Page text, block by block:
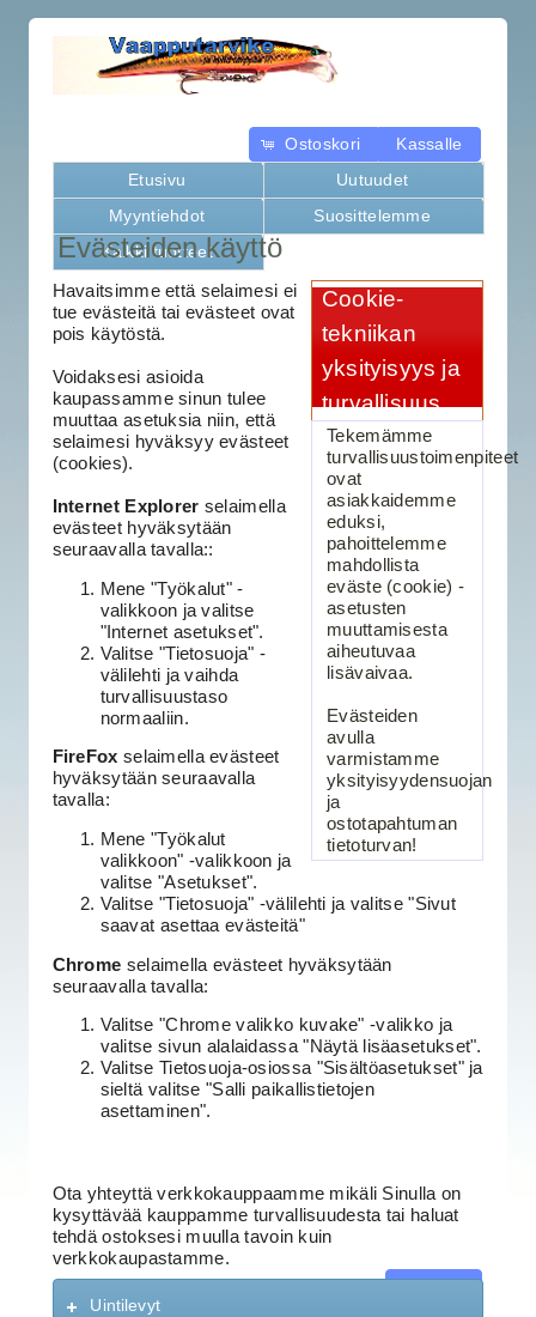
Ostoskori
Kassalle
Etusivu
Uutuudet
Myyntiehdot
Suosittelemme
Kaikki tuotteet
Evästeiden käyttö
Cookie-
tekniikan
yksityisyys ja
turvallisuus
Tekemämme
turvallisuustoimenpiteet
ovat
asiakkaidemme
eduksi,
pahoittelemme
mahdollista
eväste (cookie) -
asetusten
muuttamisesta
aiheutuvaa
lisävaivaa.
Evästeiden
avulla
varmistamme
yksityisyydensuojan
ja
ostotapahtuman
tietoturvan!
Havaitsimme että selaimesi ei
tue evästeitä tai evästeet ovat
pois käytöstä.
Voidaksesi asioida
kaupassamme sinun tulee
muuttaa asetuksia niin, että
selaimesi hyväksyy evästeet
(cookies).
Internet Explorer selaimella
evästeet hyväksytään
seuraavalla tavalla::
Mene "Työkalut" -
valikkoon ja valitse
"Internet asetukset".
Valitse "Tietosuoja" -
välilehti ja vaihda
turvallisuustaso
normaaliin.
FireFox selaimella evästeet
hyväksytään seuraavalla
tavalla:
Mene "Työkalut
valikkoon" -valikkoon ja
valitse "Asetukset".
Valitse "Tietosuoja" -välilehti ja valitse "Sivut
saavat asettaa evästeitä"
Chrome selaimella evästeet hyväksytään
seuraavalla tavalla:
Valitse "Chrome valikko kuvake" -valikko ja
valitse sivun alalaidassa "Näytä lisäasetukset".
Valitse Tietosuoja-osiossa "Sisältöasetukset" ja
sieltä valitse "Salli paikallistietojen
asettaminen".
Ota yhteyttä verkkokauppaamme mikäli Sinulla on
kysyttävää kauppamme turvallisuudesta tai haluat
tehdä ostoksesi muulla tavoin kuin
verkkokaupastamme.
Jatka
Uintilevyt